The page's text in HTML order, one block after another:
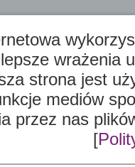
wrażenia
strona jest
mediów
przez nas
[